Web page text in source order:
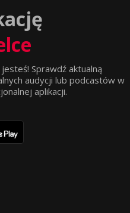
Sprawdź aktualną
audycji lub podcastów w
aplikacji.